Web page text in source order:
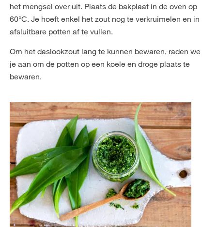
het mengsel over uit. Plaats de bakplaat in de oven op
60°C. Je hoeft enkel het zout nog te verkruimelen en in
afsluitbare potten af te vullen.
Om het daslookzout lang te kunnen bewaren, raden we
je aan om de potten op een koele en droge plaats te
bewaren.